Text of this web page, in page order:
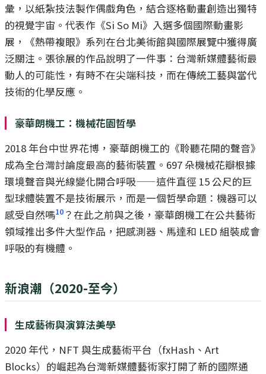
彙，以紙紮技法製作偶戲角色，結合逐格動畫創造出獨特
的視覺宇宙。代表作《Si So Mi》入選多個國際動畫影
展，《熱帶複眼》系列在台北美術館與國際展覽中獲得廣
泛關注。張徐展的作品說明了一件事：台灣新媒體藝術最
動人的可能性，有時不在尖端科技，而在傳統工藝與當代
技術的化學反應。
豪華朗機工：機械花園哲學
2018 年台中世界花博，豪華朗機工的《聆聽花開的聲音》
成為全台灣討論度最高的藝術裝置。697 朵機械花瓣根據
環境聲音與光線變化開合呼吸——這件直徑 15 公尺的巨
型球體裝置不是技術展示，而是一個哲學命題：機器可以
感受自然嗎10 ？在此之前與之後，豪華朗機工在公共藝術
領域推出多件大型作品，把感測器、馬達和 LED 組裝成會
呼吸的有機體。
新浪潮（2020-至今）
生成藝術與演算法美學
2020 年代，NFT 與生成藝術平台（fxHash、Art
Blocks）的崛起為台灣新媒體藝術家打開了新的國際通